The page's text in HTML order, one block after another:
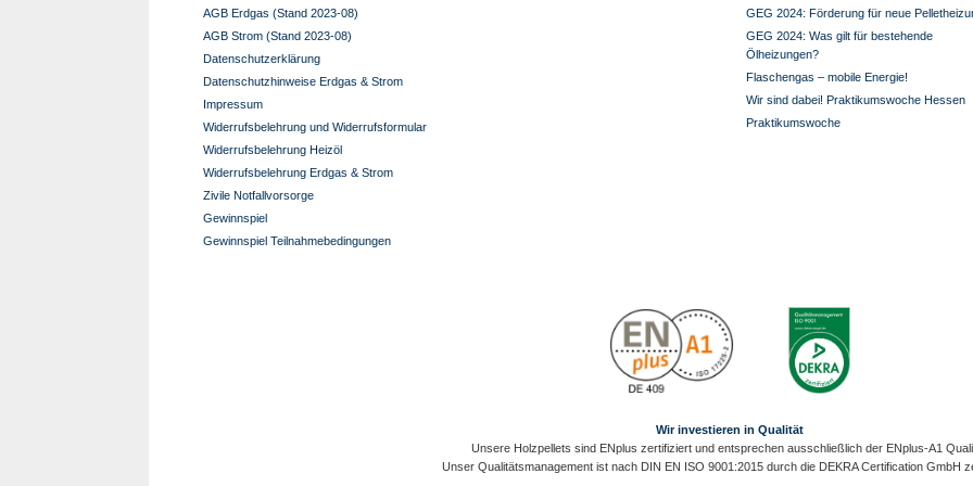
AGB Erdgas (Stand 2023-08)
AGB Strom (Stand 2023-08)
Datenschutzerklärung
Datenschutzhinweise Erdgas & Strom
Impressum
Widerrufsbelehrung und Widerrufsformular
Widerrufsbelehrung Heizöl
Widerrufsbelehrung Erdgas & Strom
Zivile Notfallvorsorge
Gewinnspiel
Gewinnspiel Teilnahmebedingungen
GEG 2024: Förderung für neue
GEG 2024: Was gilt für bestehende
Ölheizungen?
Flaschengas – mobile Energie!
Wir sind dabei! Praktikumswoche Hessen
Praktikumswoche
Wir investieren in Qualität
Unsere Holzpellets sind ENplus zertifiziert und entsprechen ausschließlich der ENplus-A1
Unser Qualitätsmanagement ist nach DIN EN ISO 9001:2015 durch die DEKRA Certification GmbH